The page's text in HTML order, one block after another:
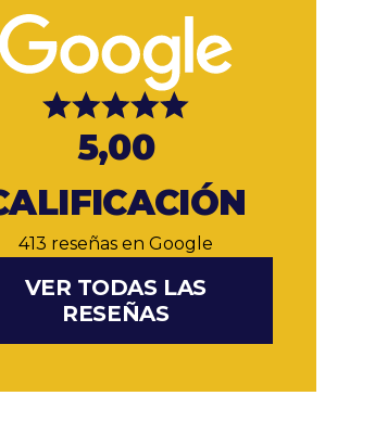
5,00
413 reseñas en Google
VER TODAS LAS
RESEÑAS